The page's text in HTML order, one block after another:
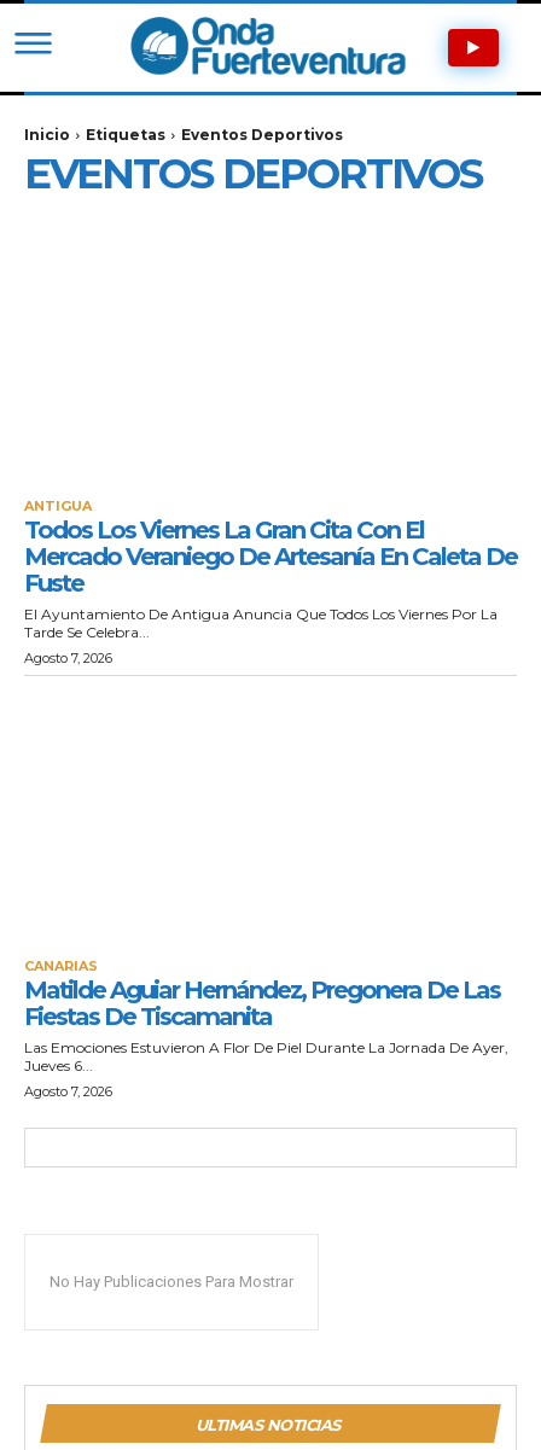
Inicio Etiquetas Eventos Deportivos
EVENTOS DEPORTIVOS
ANTIGUA
Todos Los Viernes La Gran Cita Con El
Mercado Veraniego De Artesanía En Caleta De
Fuste
El Ayuntamiento De Antigua Anuncia Que Todos Los Viernes Por La
Tarde Se Celebra...
Agosto 7, 2026
CANARIAS
Matilde Aguiar Hernández, Pregonera De Las
Fiestas De Tiscamanita
Las Emociones Estuvieron A Flor De Piel Durante La Jornada De Ayer,
Jueves 6...
Agosto 7, 2026
No Hay Publicaciones Para Mostrar
ULTIMAS NOTICIAS